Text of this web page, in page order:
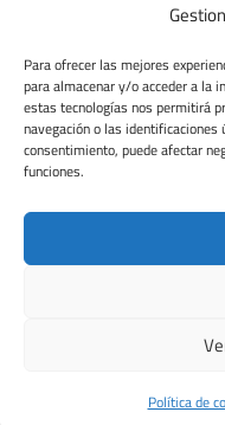
Para ofrecer las mejores
para almacenar y/o acceder a la
estas tecnologías nos permitirá
navegación o las
consentimiento, puede afectar
funciones.
Política de